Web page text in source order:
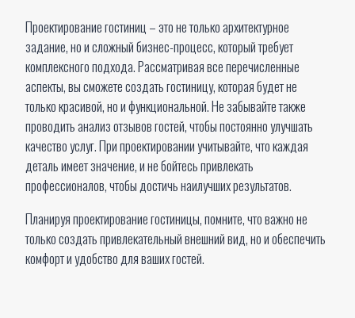
Проектирование гостиниц – это не только архитектурное
задание, но и сложный бизнес-процесс, который требует
комплексного подхода. Рассматривая все перечисленные
аспекты, вы сможете создать гостиницу, которая будет не
только красивой, но и функциональной. Не забывайте также
проводить анализ отзывов гостей, чтобы постоянно улучшать
качество услуг. При проектировании учитывайте, что каждая
деталь имеет значение, и не бойтесь привлекать
профессионалов, чтобы достичь наилучших результатов.
Планируя проектирование гостиницы, помните, что важно не
только создать привлекательный внешний вид, но и обеспечить
комфорт и удобство для ваших гостей.